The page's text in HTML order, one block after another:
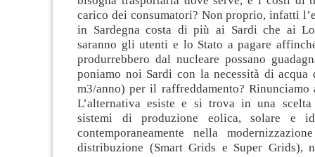
carico dei consumatori? Non proprio, infatti
in Sardegna costa di più ai Sardi che ai
saranno gli utenti e lo Stato a pagare
produrrebbero dal nucleare possano
poniamo noi Sardi con la necessità di
m3/anno) per il raffreddamento? Rinunciamo
L’alternativa esiste e si trova in una
sistemi di produzione eolica, solare e
contemporaneamente nella
distribuzione (Smart Grids e Super Grids),